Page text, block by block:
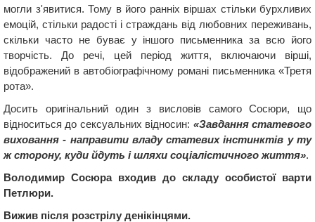
могли з'явитися. Тому в його ранніх віршах стільки бурхливих
емоцій, стільки радості і страждань від любовних переживань,
скільки часто не буває у іншого письменника за всю його
творчість. До речі, цей період життя, включаючи вірші,
відображений в автобіографічному романі письменника «Третя
рота».
Досить оригінальний один з висловів самого Сосюри, що
відноситься до сексуальних відносин: «Завдання статевого
виховання - направити владу статевих інстинктів у ту
ж сторону, куди йдуть і шляхи соціалістичного життя».
Володимир Сосюра входив до складу особистої варти
Петлюри.
Вижив після розстрілу денікінцями.